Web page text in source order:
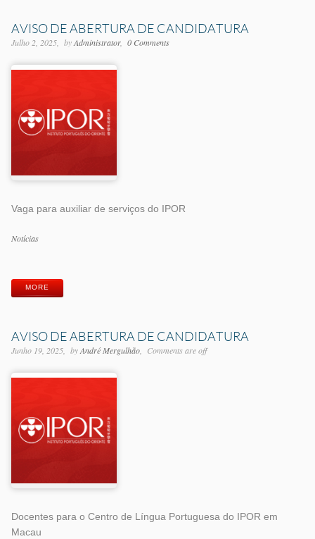
AVISO DE ABERTURA DE CANDIDATURA
Julho 2, 2025 byAdministrator 0 Comments
Vaga para auxiliar de serviços do IPOR
Categorias
Notícias
MORE
AVISO DE ABERTURA DE CANDIDATURA
Junho 19, 2025 byAndré Mergulhão Comments are off
Docentes para o Centro de Língua Portuguesa do IPOR em
Macau